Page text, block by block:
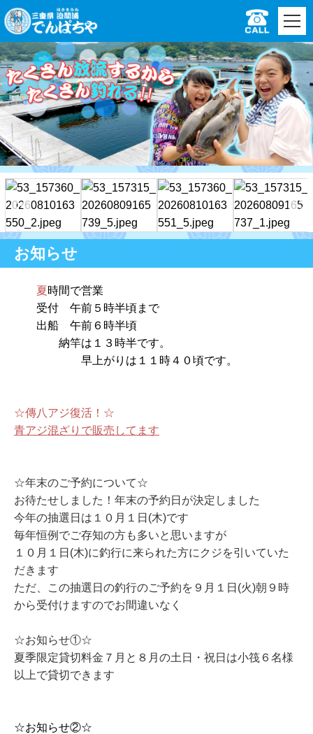
お知らせ
夏時間で営業
受付 午前５時半頃まで
出船 午前６時半頃
納竿は１３時半です。
早上がりは１１時４０頃です。
☆傳八アジ復活！☆
青アジ混ざりで販売してます
☆年末のご予約について☆
お待たせしました！年末の予約日が決定しました
今年の抽選日は１０月１日(木)です
毎年恒例でご存知の方も多いと思いますが
１０月１日(木)に釣行に来られた方にクジを引いていた
だきます
ただ、この抽選日の釣行のご予約を９月１日(火)朝９時
から受付けますのでお間違いなく
☆お知らせ①☆
夏季限定貸切料金７月と８月の土日・祝日は小筏６名様
以上で貸切できます
☆お知らせ②☆